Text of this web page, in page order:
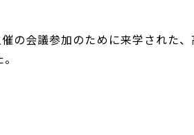
の会議参加のために来学された